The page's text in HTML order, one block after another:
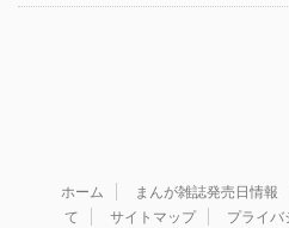
ホーム まんが雑誌発売日情報
て
サイトマップ プライバ